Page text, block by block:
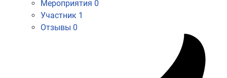
Мероприятия 0
Участник 1
Отзывы 0